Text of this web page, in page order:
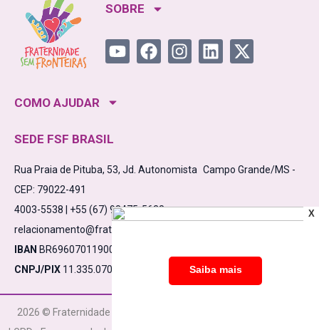
SOBRE
COMO AJUDAR
SEDE FSF BRASIL
Rua Praia de Pituba, 53, Jd. Autonomista Campo Grande/MS -
CEP: 79022-491
4003-5538 | +55 (67) 98475-5638
relacionamento@fraternidadesemfronteiras.org.br
IBAN BR6960701190000910000532861C1
CNPJ/PIX 11.335.070/0001-17
2026 © Fraternidade Sem Fronteiras CNPJ 11.335.070/0001-17
X